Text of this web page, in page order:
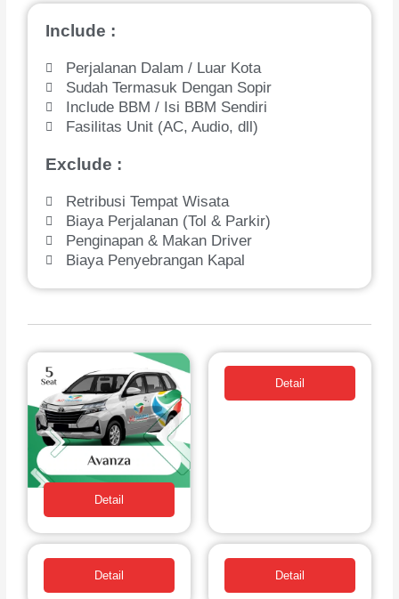
Include :
Perjalanan Dalam / Luar Kota
Sudah Termasuk Dengan Sopir
Include BBM / Isi BBM Sendiri
Fasilitas Unit (AC, Audio, dll)
Exclude :
Retribusi Tempat Wisata
Biaya Perjalanan (Tol & Parkir)
Penginapan & Makan Driver
Biaya Penyebrangan Kapal
Detail
Detail
Detail Detail